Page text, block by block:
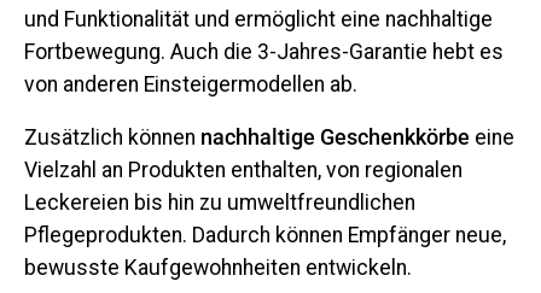
und Funktionalität und ermöglicht eine nachhaltige
Fortbewegung. Auch die 3-Jahres-Garantie hebt es
von anderen Einsteigermodellen ab.
Zusätzlich können nachhaltige Geschenkkörbe eine
Vielzahl an Produkten enthalten, von regionalen
Leckereien bis hin zu umweltfreundlichen
Pflegeprodukten. Dadurch können Empfänger neue,
bewusste Kaufgewohnheiten entwickeln.